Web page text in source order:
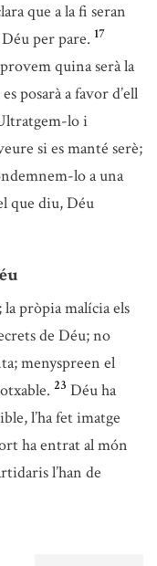
que a la fi seran
per pare. 17
quina serà la
posarà a favor d’ell
lo i
si es manté serè;
lo a una
que diu, Déu
pròpia malícia els
de Déu; no
menyspreen el
23 Déu ha
l’ha fet imatge
ha entrat al món
l’han de